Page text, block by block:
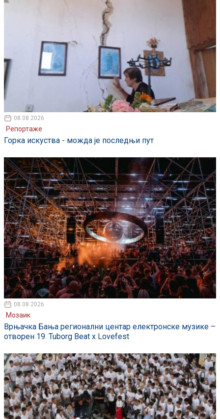
08.08.2026
Репортаже
Горка искуства - можда је последњи пут
08.08.2026
Мозаик
Врњачка Бања регионални центар електронске музике –
отворен 19. Tuborg Beat x Lovefest